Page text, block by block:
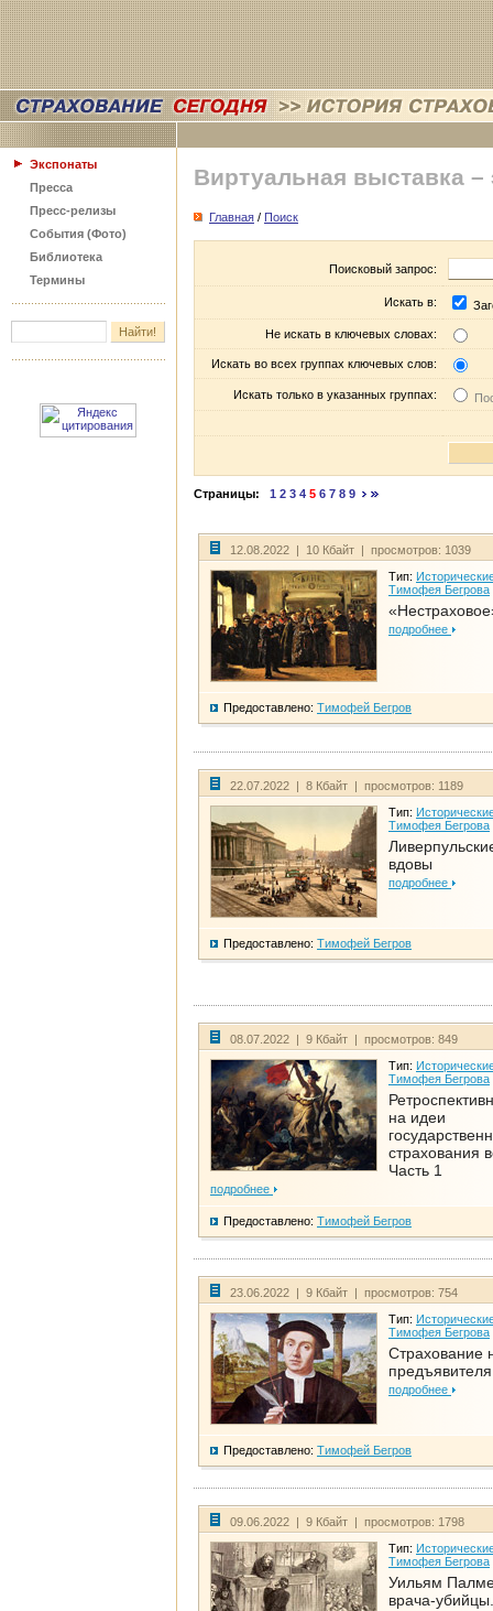
Экспонаты
Пресса
Пресс-релизы
События (Фото)
Библиотека
Термины
Виртуальная выставка –
Главная / Поиск
Поисковый запрос:
Искать в:
Не искать в ключевых словах:
Искать во всех группах ключевых слов:
Искать только в указанных группах:
Страницы: 1 2 3 4 5 6 7 8 9
12.08.2022 | 10 Кбайт | просмотров: 1039
Тип:
Тимофея Бегрова
подробнее
Предоставлено: Тимофей Бегров
22.07.2022 | 8 Кбайт | просмотров: 1189
Тип:
Тимофея Бегрова
вдовы
подробнее
Предоставлено: Тимофей Бегров
08.07.2022 | 9 Кбайт | просмотров: 849
Тип:
Тимофея Бегрова
на идеи
страхования
Часть 1
подробнее
Предоставлено: Тимофей Бегров
23.06.2022 | 9 Кбайт | просмотров: 754
Тип:
Тимофея Бегрова
Страхование
предъявителя
подробнее
Предоставлено: Тимофей Бегров
09.06.2022 | 9 Кбайт | просмотров: 1798
Тип:
Тимофея Бегрова
Уильям
врача-